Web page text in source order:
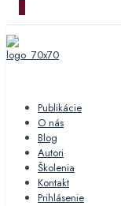
0
Publikácie
O nás
Blog
Autori
Školenia
Kontakt
Prihlásenie